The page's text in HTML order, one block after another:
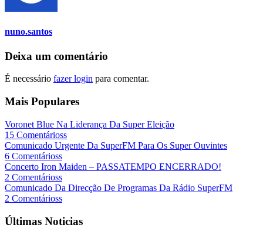
nuno.santos
Deixa um comentário
É necessário fazer login para comentar.
Mais Populares
Voronet Blue Na Liderança Da Super Eleição
15 Comentárioss
Comunicado Urgente Da SuperFM Para Os Super Ouvintes
6 Comentárioss
Concerto Iron Maiden – PASSATEMPO ENCERRADO!
2 Comentárioss
Comunicado Da Direcção De Programas Da Rádio SuperFM
2 Comentárioss
Últimas Noticias